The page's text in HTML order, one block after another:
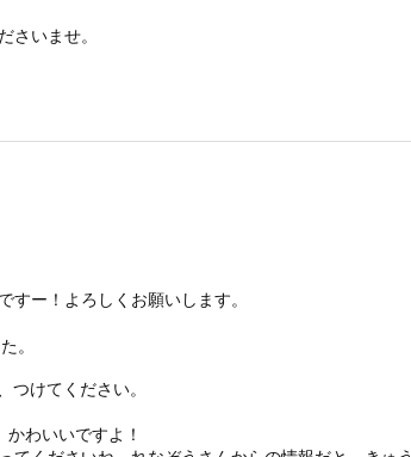
さいませ。
ー！よろしくお願いします。
。
けてください。
わいいですよ！